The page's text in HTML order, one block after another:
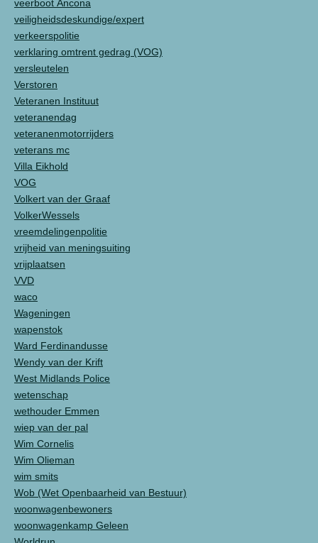
veerboot Ancona
veiligheidsdeskundige/expert
verkeerspolitie
verklaring omtrent gedrag (VOG)
versleutelen
Verstoren
Veteranen Instituut
veteranendag
veteranenmotorrijders
veterans mc
Villa Eikhold
VOG
Volkert van der Graaf
VolkerWessels
vreemdelingenpolitie
vrijheid van meningsuiting
vrijplaatsen
VVD
waco
Wageningen
wapenstok
Ward Ferdinandusse
Wendy van der Krift
West Midlands Police
wetenschap
wethouder Emmen
wiep van der pal
Wim Cornelis
Wim Olieman
wim smits
Wob (Wet Openbaarheid van Bestuur)
woonwagenbewoners
woonwagenkamp Geleen